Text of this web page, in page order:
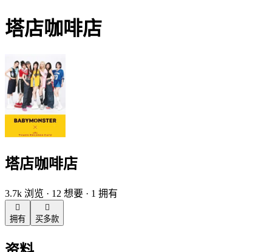
塔店咖啡店
塔店咖啡店
3.7k 浏览 · 12 想要 · 1 拥有

拥有

买多款